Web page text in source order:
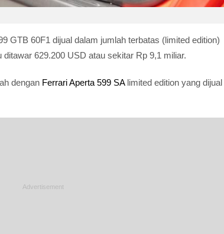
GTB 60F1 dijual dalam jumlah terbatas (limited edition)
629.200 USD atau sekitar Rp 9,1 miliar.
dengan Ferrari Aperta 599 SAlimited edition yang dijual